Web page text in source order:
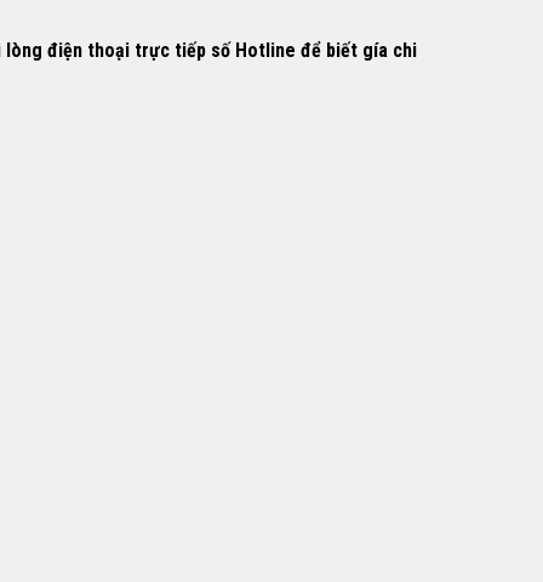
lòng điện thoại trực tiếp số Hotline để biết gía chi